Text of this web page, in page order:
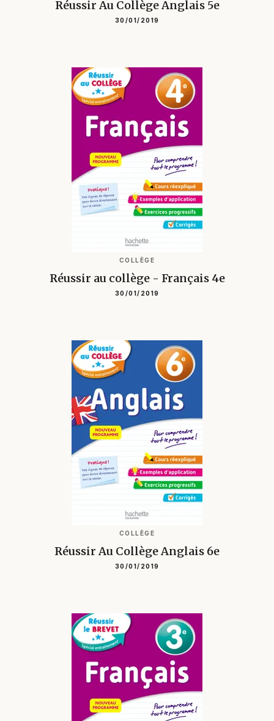
Réussir Au Collège Anglais 5e
30/01/2019
COLLÈGE
Réussir au collège - Français 4e
30/01/2019
COLLÈGE
Réussir Au Collège Anglais 6e
30/01/2019